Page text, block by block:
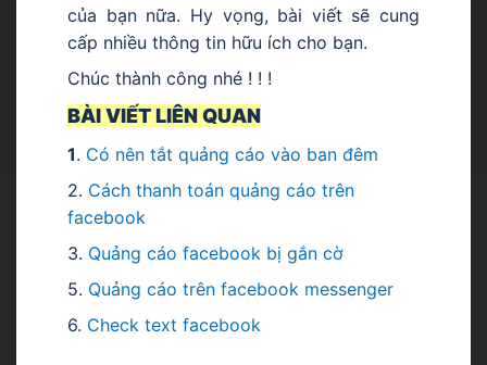
của bạn nữa. Hy vọng, bài viết sẽ cung
cấp nhiều thông tin hữu ích cho bạn.
Chúc thành công nhé ! ! !
BÀI VIẾT LIÊN QUAN
1. Có nên tắt quảng cáo vào ban đêm
2. Cách thanh toán quảng cáo trên
facebook
3. Quảng cáo facebook bị gắn cờ
5. Quảng cáo trên facebook messenger
6. Check text facebook